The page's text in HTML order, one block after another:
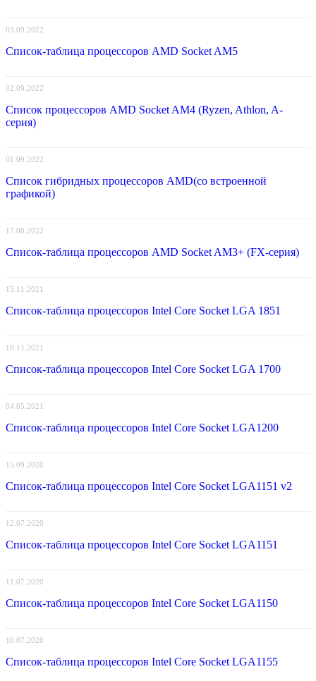
03.09.2022
Список-таблица процессоров AMD Socket AM5
02.09.2022
Список процессоров AMD Socket AM4 (Ryzen, Athlon, A-
серия)
01.09.2022
Список гибридных процессоров AMD(со встроенной
графикой)
17.08.2022
Список-таблица процессоров AMD Socket AM3+ (FX-серия)
15.11.2021
Список-таблица процессоров Intel Core Socket LGA 1851
10.11.2021
Список-таблица процессоров Intel Core Socket LGA 1700
04.05.2021
Список-таблица процессоров Intel Core Socket LGA1200
15.09.2020
Список-таблица процессоров Intel Core Socket LGA1151 v2
12.07.2020
Список-таблица процессоров Intel Core Socket LGA1151
11.07.2020
Список-таблица процессоров Intel Core Socket LGA1150
10.07.2020
Список-таблица процессоров Intel Core Socket LGA1155